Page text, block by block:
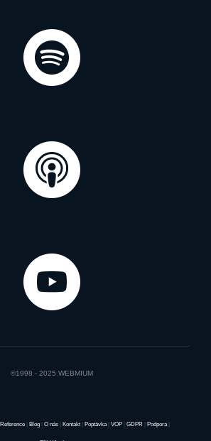
©1998 - 2025 WEBMIUM
Reference Blog O nás Kontakt Poptávka| VOP GDPR Podpora|